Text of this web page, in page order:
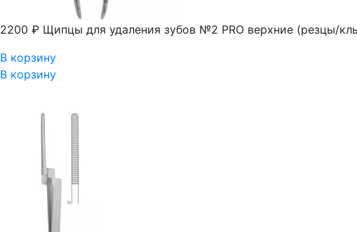
2200 ₽ Щипцы для удаления зубов №2 PRO верхние (резцы/
В корзину
В корзину